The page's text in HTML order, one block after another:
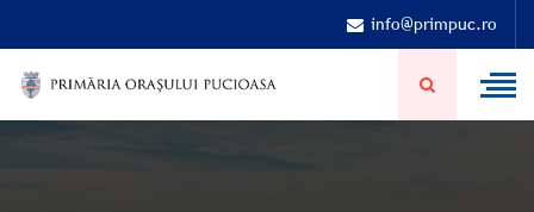
info@primpuc.ro